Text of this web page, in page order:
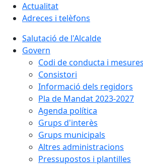
Actualitat
Adreces i telèfons
Salutació de l'Alcalde
Govern
Codi de conducta i
Consistori
Informació dels regidors
Pla de Mandat 2023-2027
Agenda política
Grups d'interès
Grups municipals
Altres administracions
Pressupostos i plantilles